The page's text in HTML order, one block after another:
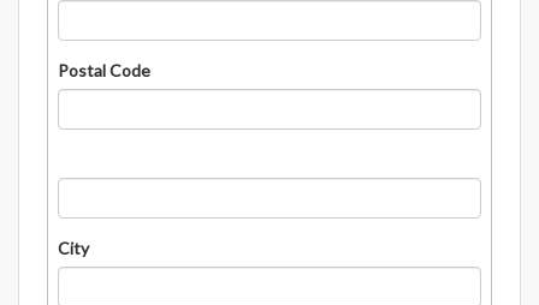
Postal Code
City